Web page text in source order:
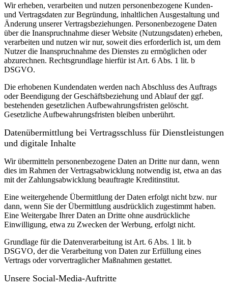
Wir erheben, verarbeiten und nutzen personenbezogene Kunden-
und Vertragsdaten zur Begründung, inhaltlichen Ausgestaltung und
Änderung unserer Vertragsbeziehungen. Personenbezogene Daten
über die Inanspruchnahme dieser Website (Nutzungsdaten) erheben,
verarbeiten und nutzen wir nur, soweit dies erforderlich ist, um dem
Nutzer die Inanspruchnahme des Dienstes zu ermöglichen oder
abzurechnen. Rechtsgrundlage hierfür ist Art. 6 Abs. 1 lit. b
DSGVO.
Die erhobenen Kundendaten werden nach Abschluss des Auftrags
oder Beendigung der Geschäftsbeziehung und Ablauf der ggf.
bestehenden gesetzlichen Aufbewahrungsfristen gelöscht.
Gesetzliche Aufbewahrungsfristen bleiben unberührt.
Daten­übermittlung bei Vertragsschluss für Dienstleistungen
und digitale Inhalte
Wir übermitteln personenbezogene Daten an Dritte nur dann, wenn
dies im Rahmen der Vertragsabwicklung notwendig ist, etwa an das
mit der Zahlungsabwicklung beauftragte Kreditinstitut.
Eine weitergehende Übermittlung der Daten erfolgt nicht bzw. nur
dann, wenn Sie der Übermittlung ausdrücklich zugestimmt haben.
Eine Weitergabe Ihrer Daten an Dritte ohne ausdrückliche
Einwilligung, etwa zu Zwecken der Werbung, erfolgt nicht.
Grundlage für die Datenverarbeitung ist Art. 6 Abs. 1 lit. b
DSGVO, der die Verarbeitung von Daten zur Erfüllung eines
Vertrags oder vorvertraglicher Maßnahmen gestattet.
Unsere Social-Media-Auftritte